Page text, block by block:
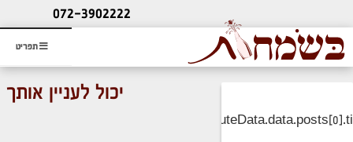
תפריט
ליעוץ חינם
והזמנת כרטיס שמחות
072-3902222
יכול לעניין אותך